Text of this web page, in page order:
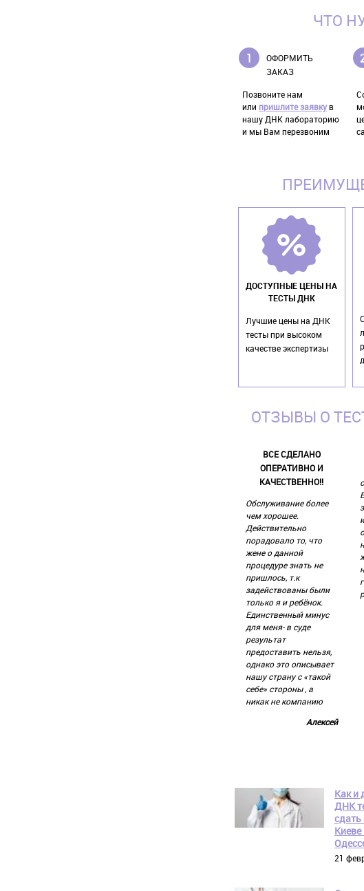
ЧТО
ОФОРМИТЬ
ЗАКАЗ
Позвоните нам
или пришлите заявкув
нашу ДНК лабораторию
и мы Вам перезвоним
ДОСТУПНЫЕ ЦЕНЫ НА
ТЕСТЫ ДНК
Лучшие цены на ДНК
тесты при высоком
качестве экспертизы
ОТЗЫВЫ О
ВСЕ СДЕЛАНО
ОПЕРАТИВНО И
КАЧЕСТВЕННО!!
Обслуживание более
чем хорошее.
Действительно
порадовало то, что
жене о данной
процедуре знать не
пришлось, т.к
задействованы были
только я и ребёнок.
Единственный минус
для меня- в суде
результат
предоставить нельзя,
однако это описывает
нашу страну с «такой
себе» стороны , а
никак не компанию
Алексей
Как и
ДНК
Киеве
21